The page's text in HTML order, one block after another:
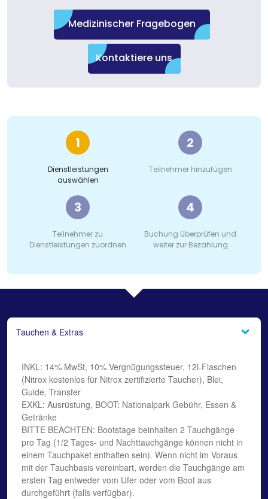
Medizinischer Fragebogen
Kontaktiere uns
1
Dienstleistungen
auswählen
2
Teilnehmer hinzufügen
3
Teilnehmer zu
Dienstleistungen zuordnen
4
Buchung überprüfen und
weiter zur Bezahlung
Tauchen & Extras
INKL: 14% MwSt, 10% Vergnügungssteuer, 12l-Flaschen
(Nitrox kostenlos für Nitrox zertifizierte Taucher), Blei,
Guide, Transfer
EXKL: Ausrüstung, BOOT: Nationalpark Gebühr, Essen &
Getränke
BITTE BEACHTEN: Bootstage beinhalten 2 Tauchgänge
pro Tag (1/2 Tages- und Nachttauchgänge können nicht in
einem Tauchpaket enthalten sein). Wenn nicht im Voraus
mit der Tauchbasis vereinbart, werden die Tauchgänge am
ersten Tag entweder vom Ufer oder vom Boot aus
durchgeführt (falls verfügbar).